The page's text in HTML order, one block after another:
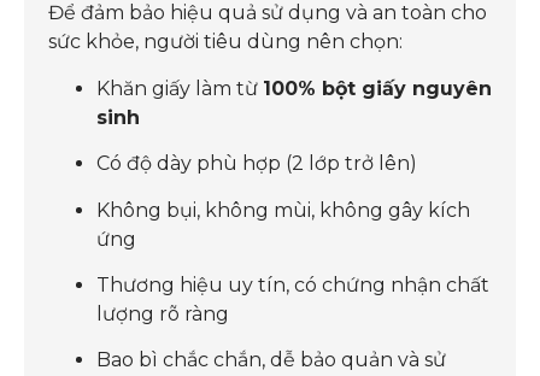
Để đảm bảo hiệu quả sử dụng và an toàn cho
sức khỏe, người tiêu dùng nên chọn:
Khăn giấy làm từ 100% bột giấy nguyên
sinh
Có độ dày phù hợp (2 lớp trở lên)
Không bụi, không mùi, không gây kích
ứng
Thương hiệu uy tín, có chứng nhận chất
lượng rõ ràng
Bao bì chắc chắn, dễ bảo quản và sử